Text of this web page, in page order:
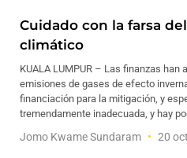
Cuidado con la farsa
climático
KUALA LUMPUR – Las finanzas han
emisiones de gases de efecto
financiación para la mitigación, y
tremendamente inadecuada, y hay
Jomo Kwame Sundaram 20